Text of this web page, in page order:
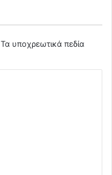
Τα υποχρεωτικά πεδία